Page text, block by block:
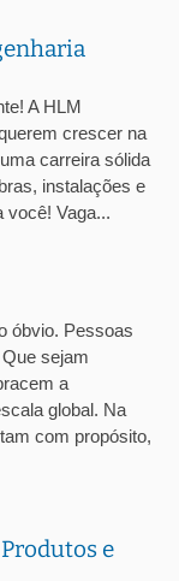
A HLM
crescer na
carreira sólida
instalações e
você! Vaga...
óbvio. Pessoas
sejam
a
global. Na
com propósito,
e